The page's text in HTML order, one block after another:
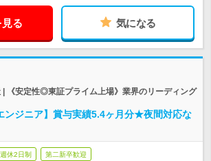
る 気になる
| 《安定性◎東証プライム上場》業界のリーディング
ンジニア】賞与実績5.4ヶ月分★夜間対応な
休2日制 第二新卒歓迎